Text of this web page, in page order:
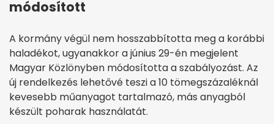
módosított
A kormány végül nem hosszabbította meg a korábbi
haladékot, ugyanakkor a június 29-én megjelent
Magyar Közlönyben módosította a szabályozást. Az
új rendelkezés lehetővé teszi a 10 tömegszázaléknál
kevesebb műanyagot tartalmazó, más anyagból
készült poharak használatát.